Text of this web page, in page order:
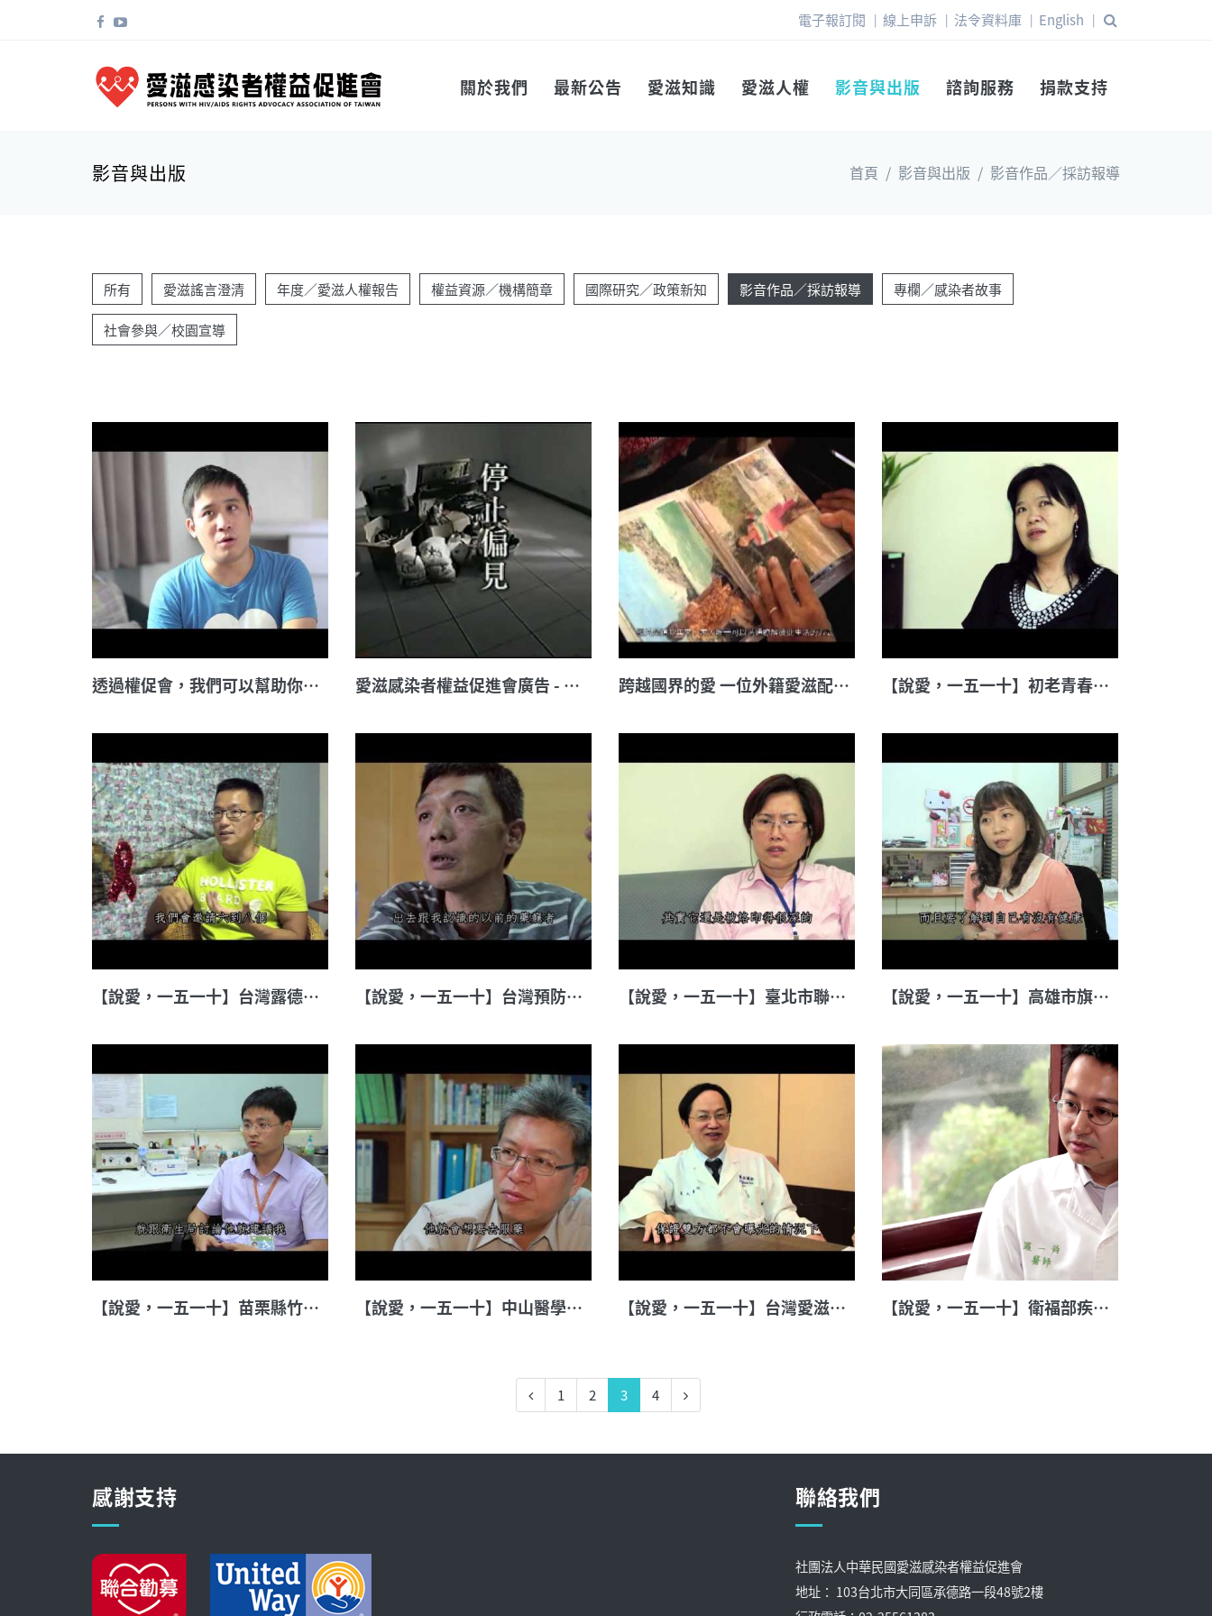
電子報訂閱 | 線上申訴 | 法令資料庫 | English |
搜尋表單
關於我們 最新公告 愛滋知識 愛滋人權 影音與出版 諮詢服務 捐款支持
影音與出版 首頁 / 影音與出版 / 影音作品／採訪報導
所有 愛滋謠言澄清 年度／愛滋人權報告 權益資源／機構簡章 國際研究／政策新知 影音作品／採訪報導 專欄／感染者故事
社會參與／校園宣導
透過權促會，我們可以幫助你什麼 PRAA HIV Support Taiwan 愛滋感染者權益促進會廣告 - 停止偏見，從你開始 跨越國界的愛 一位外籍愛滋配偶的心路歷程 【說愛，一五一十】初老青春性愛滋工作者 蔡春美
【說愛，一五一十】台灣露德協會關懷專員 藍元亨 【說愛，一五一十】台灣預防醫學學會希望工作坊前關懷員 阿緯 【說愛，一五一十】臺北市聯合醫院昆明院區愛滋個管師 張曉慧 【說愛，一五一十】高雄市旗山區衛生所醫事檢驗師 李依蓉
【說愛，一五一十】苗栗縣竹南鎮衛生所醫事檢驗師 張章裕 【說愛，一五一十】中山醫學大學附設醫院感染科醫師 李原地 【說愛，一五一十】台灣愛滋病學會理事長、義大醫療財團法人義大醫院感染科主任 林錫勳 【說愛，一五一十】衛福部疾管署防疫醫師、臺大醫院內科部兼任主治醫師 羅一鈞
1 2 3 4
感謝支持 聯絡我們
社團法人中華民國愛滋感染者權益促進會
地址： 103台北市大同區承德路一段48號2樓